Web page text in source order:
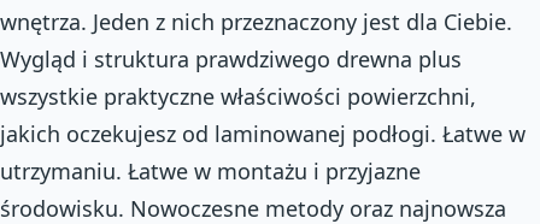
wnętrza. Jeden z nich przeznaczony jest dla Ciebie.
Wygląd i struktura prawdziwego drewna plus
wszystkie praktyczne właściwości powierzchni,
jakich oczekujesz od laminowanej podłogi. Łatwe w
utrzymaniu. Łatwe w montażu i przyjazne
środowisku. Nowoczesne metody oraz najnowsza